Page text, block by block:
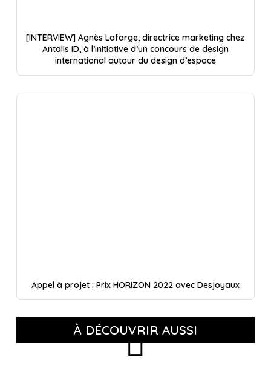
[INTERVIEW] Agnès Lafarge, directrice marketing chez
Antalis ID, à l’initiative d’un concours de design
international autour du design d’espace
Appel à projet : Prix HORIZON 2022 avec Desjoyaux
À DÉCOUVRIR AUSSI